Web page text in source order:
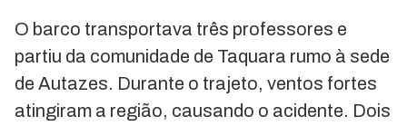
O barco transportava três professores e
partiu da comunidade de Taquara rumo à sede
de Autazes. Durante o trajeto, ventos fortes
atingiram a região, causando o acidente. Dois